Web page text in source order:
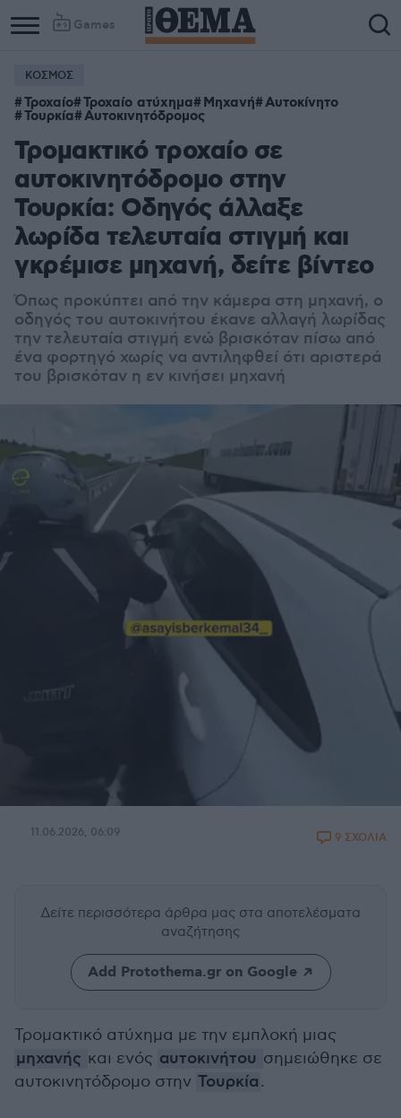
Games
ΚΟΣΜΟΣ
Τροχαίο Τροχαίο ατύχημα Μηχανή Αυτοκίνητο
Τουρκία Αυτοκινητόδρομος
Τρομακτικό τροχαίο σε
αυτοκινητόδρομο στην
Τουρκία: Οδηγός άλλαξε
λωρίδα τελευταία στιγμή και
γκρέμισε μηχανή, δείτε βίντεο
Όπως προκύπτει από την κάμερα στη μηχανή, ο
οδηγός του αυτοκινήτου έκανε αλλαγή λωρίδας
την τελευταία στιγμή ενώ βρισκόταν πίσω από
ένα φορτηγό χωρίς να αντιληφθεί ότι αριστερά
του βρισκόταν η εν κινήσει μηχανή
11.06.2026, 06:09 9 ΣΧΟΛΙΑ
Δείτε περισσότερα άρθρα μας στα αποτελέσματα
αναζήτησης
Add Protothema.gr on Google
Τρομακτικό ατύχημα με την εμπλοκή μιας
μηχανής και ενός αυτοκινήτου σημειώθηκε σε
αυτοκινητόδρομο στην Τουρκία.